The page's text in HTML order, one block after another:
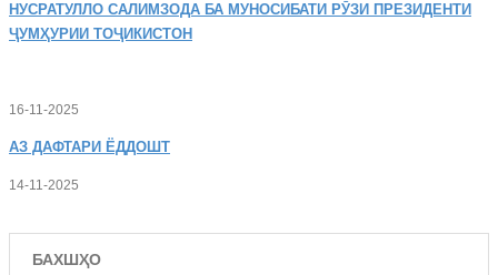
НУСРАТУЛЛО САЛИМЗОДА БА МУНОСИБАТИ РӮЗИ ПРЕЗИДЕНТИ
ҶУМҲУРИИ ТОҶИКИСТОН
16-11-2025
АЗ ДАФТАРИ ЁДДОШТ
14-11-2025
БАХШҲО